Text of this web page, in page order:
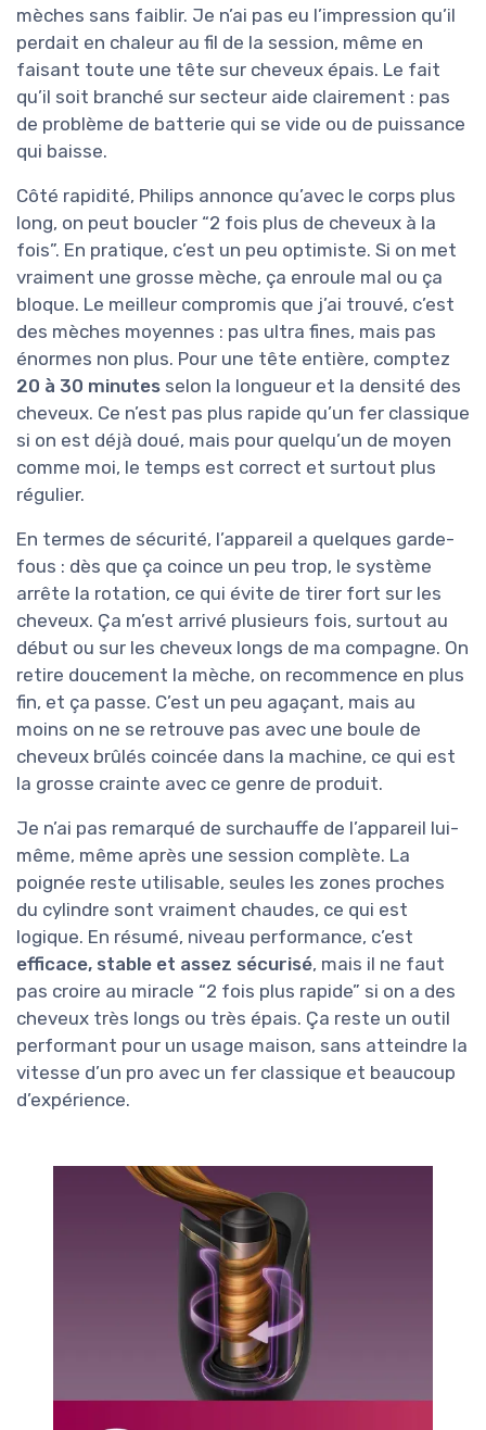
mèches sans faiblir. Je n’ai pas eu l’impression qu’il
perdait en chaleur au fil de la session, même en
faisant toute une tête sur cheveux épais. Le fait
qu’il soit branché sur secteur aide clairement : pas
de problème de batterie qui se vide ou de puissance
qui baisse.
Côté rapidité, Philips annonce qu’avec le corps plus
long, on peut boucler “2 fois plus de cheveux à la
fois”. En pratique, c’est un peu optimiste. Si on met
vraiment une grosse mèche, ça enroule mal ou ça
bloque. Le meilleur compromis que j’ai trouvé, c’est
des mèches moyennes : pas ultra fines, mais pas
énormes non plus. Pour une tête entière, comptez
20 à 30 minutes selon la longueur et la densité des
cheveux. Ce n’est pas plus rapide qu’un fer classique
si on est déjà doué, mais pour quelqu’un de moyen
comme moi, le temps est correct et surtout plus
régulier.
En termes de sécurité, l’appareil a quelques garde-
fous : dès que ça coince un peu trop, le système
arrête la rotation, ce qui évite de tirer fort sur les
cheveux. Ça m’est arrivé plusieurs fois, surtout au
début ou sur les cheveux longs de ma compagne. On
retire doucement la mèche, on recommence en plus
fin, et ça passe. C’est un peu agaçant, mais au
moins on ne se retrouve pas avec une boule de
cheveux brûlés coincée dans la machine, ce qui est
la grosse crainte avec ce genre de produit.
Je n’ai pas remarqué de surchauffe de l’appareil lui-
même, même après une session complète. La
poignée reste utilisable, seules les zones proches
du cylindre sont vraiment chaudes, ce qui est
logique. En résumé, niveau performance, c’est
efficace, stable et assez sécurisé, mais il ne faut
pas croire au miracle “2 fois plus rapide” si on a des
cheveux très longs ou très épais. Ça reste un outil
performant pour un usage maison, sans atteindre la
vitesse d’un pro avec un fer classique et beaucoup
d’expérience.